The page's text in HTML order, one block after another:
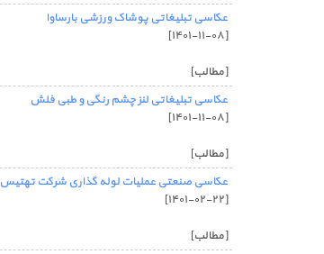
عکاسی تبلیغاتی پوشاک ورزشی بارساوا
[۱۴۰۱-۱۱-۰۸]
[مطالب]
عکاسی تبلیغاتی لنز چشم رنگی و طبی فلش
[۱۴۰۱-۱۱-۰۸]
[مطالب]
عکاسی صنعتی عملیات لوله گذاری شرکت تهتیس
[۱۴۰۱-۰۲-۲۲]
[مطالب]